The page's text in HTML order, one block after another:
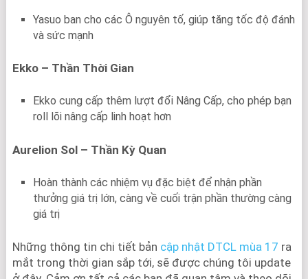
Yasuo ban cho các Ô nguyên tố, giúp tăng tốc độ đánh
và sức mạnh
Ekko – Thần Thời Gian
Ekko cung cấp thêm lượt đổi Nâng Cấp, cho phép bạn
roll lõi nâng cấp linh hoạt hơn
Aurelion Sol – Thần Kỳ Quan
Hoàn thành các nhiệm vụ đặc biệt để nhận phần
thưởng giá trị lớn, càng về cuối trận phần thường càng
giá trị
Những thông tin chi tiết bản cập nhật DTCL mùa 17 ra
mắt trong thời gian sắp tới, sẽ được chúng tôi update